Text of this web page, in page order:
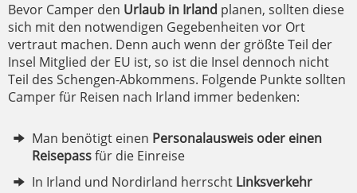
Bevor Camper den Urlaub in Irland planen, sollten diese
sich mit den notwendigen Gegebenheiten vor Ort
vertraut machen. Denn auch wenn der größte Teil der
Insel Mitglied der EU ist, so ist die Insel dennoch nicht
Teil des Schengen-Abkommens. Folgende Punkte sollten
Camper für Reisen nach Irland immer bedenken:
Man benötigt einen Personalausweis oder einen
Reisepassfür die Einreise
In Irland und Nordirland herrscht Linksverkehr